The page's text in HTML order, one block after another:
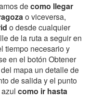
decomo llegar
o viceversa,
o desde cualquier
de la ruta a seguir en
tiempo necesario y
en el botón Obtener
mapa un detalle de
de salida y el punto
como ir hasta